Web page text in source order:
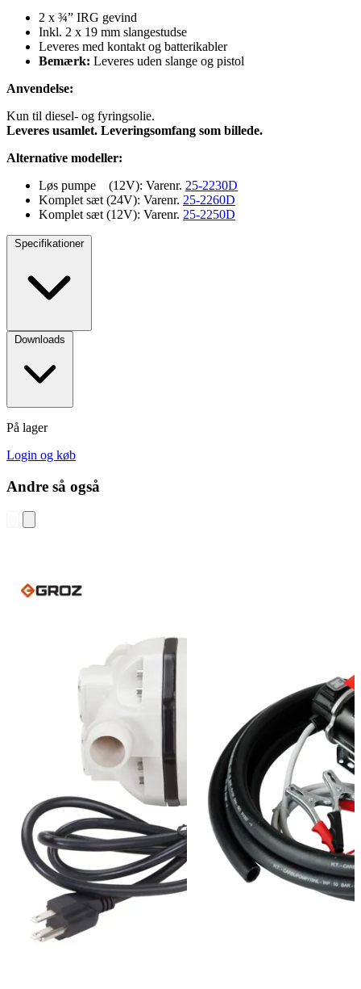
2 x ¾” IRG gevind
Inkl. 2 x 19 mm slangestudse
Leveres med kontakt og batterikabler
Bemærk: Leveres uden slange og pistol
Anvendelse:
Kun til diesel- og fyringsolie.
Leveres usamlet. Leveringsomfang som billede.
Alternative modeller:
Løs pumpe (12V): Varenr. 25-2230D
Komplet sæt (24V): Varenr. 25-2260D
Komplet sæt (12V): Varenr. 25-2250D
Specifikationer
Downloads
På lager
Login og køb
Andre så også